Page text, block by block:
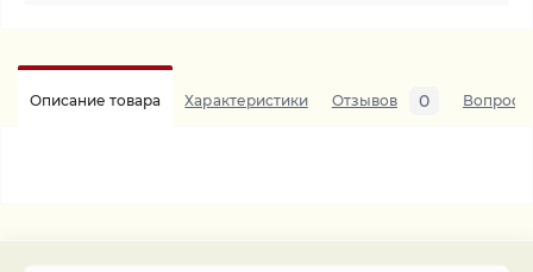
Описание товара Характеристики Отзывов 0 Вопросы